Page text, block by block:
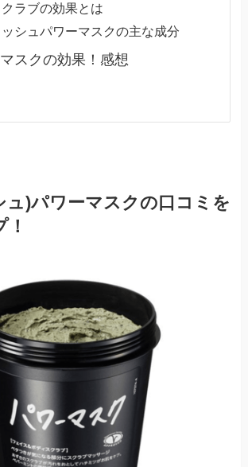
クラブの効果とは
シュパワーマスクの主な成分
スクの効果！感想
ュ)パワーマスクの口コミを